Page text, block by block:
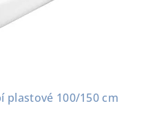
100/150 cm